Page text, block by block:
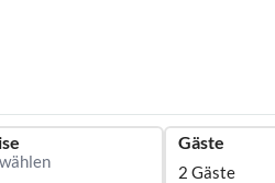
Gäste
2 Gäste